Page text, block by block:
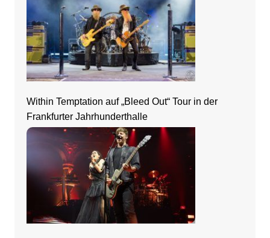
Within Temptation auf „Bleed Out“ Tour in der
Frankfurter Jahrhunderthalle